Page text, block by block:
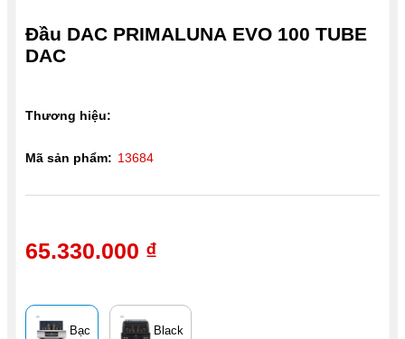
Đầu DAC PRIMALUNA EVO 100 TUBE
DAC
Bạc Black
65.330.000 ₫
Thương hiệu:
Mã sản phẩm: 13684